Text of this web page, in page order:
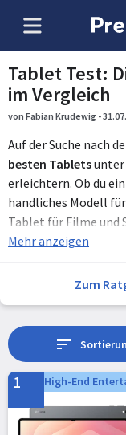
Tablet Test:
im Vergleich
von Fabian Krudewig -
Auf der Suche nach
besten Tabletsunter
erleichtern. Ob du
handliches Modell
Tablet für Filme und
Vergleich zeigen dir,
Von High-End-
für kreative Arbeiten
ihre
Ratgeber hilft dir,
finden. Entdecke
Mehr anzeigen
Zum
1 High-End